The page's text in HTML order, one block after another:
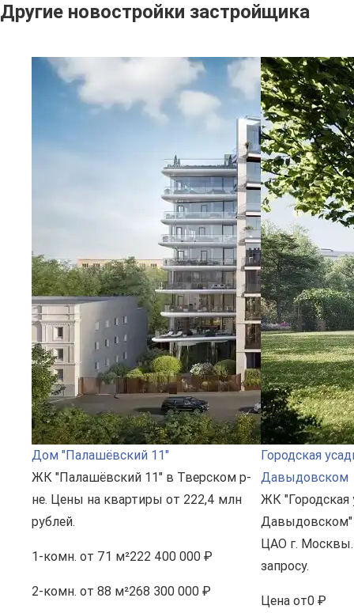
Другие новостройки застройщика
Дом "Палашёвский 11"
ЖК "Палашёвский 11" в Тверском р-
не. Цены на квартиры от 222,4 млн
рублей.
1-комн. от 71 м²222 400 000 ₽
2-комн. от 88 м²268 300 000 ₽
Городская
Давыдовском
ЖК "Городская
Давыдовском"
ЦАО г. Москвы.
запросу.
Цена от0 ₽